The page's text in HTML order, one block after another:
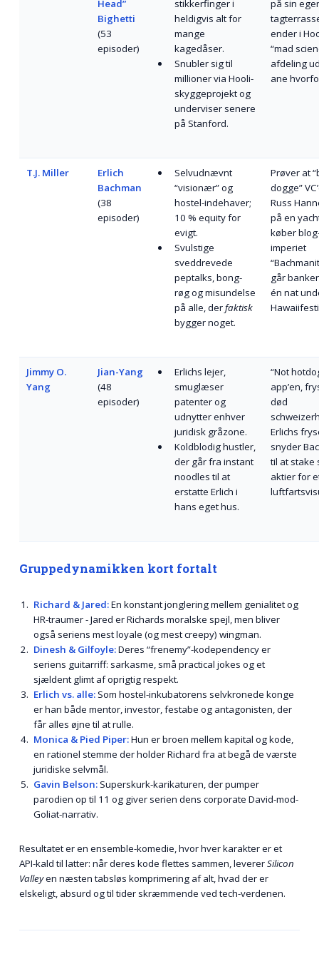
Head”
Bighetti
(53
episoder)
stikkerfinger i
heldigvis alt for
mange
kagedåser.
Snubler sig til
millioner via Hooli-
skyggeprojekt og
underviser senere
på Stanford.
på sin
ender i
“mad
afdeling
ane
T.J. Miller
Erlich
Bachman
(38
episoder)
Selvudnævnt
“visionær” og
hostel-indehaver;
10 % equity for
evigt.
Svulstige
sveddrevede
peptalks, bong-
røg og misundelse
på alle, derfaktisk
bygger noget.
Prøver at
dogge”
Russ
på en
køber
imperiet
går
én nat
Jimmy O.
Yang
Jian-Yang
(48
episoder)
Erlichs lejer,
smuglæser
patenter og
udnytter enhver
juridisk gråzone.
Koldblodig hustler,
der går fra instant
noodles til at
erstatte Erlich i
hans eget hus.
“Not
app’en,
død
Erlichs
snyder
til at stake
aktier for
Gruppedynamikken kort fortalt
Richard & Jared:En konstant jonglering mellem genialitet og
HR-traumer - Jared er Richards moralske spejl, men bliver
også seriens mest loyale (og mest creepy) wingman.
Dinesh & Gilfoyle:Deres “frenemy”-kodependency er
seriens guitarriff: sarkasme, små practical jokes og et
sjældent glimt af oprigtig respekt.
Erlich vs. alle:Som hostel-inkubatorens selvkronede konge
er han både mentor, investor, festabe og antagonisten, der
får alles øjne til at rulle.
Monica & Pied Piper:Hun er broen mellem kapital og kode,
en rationel stemme der holder Richard fra at begå de værste
juridiske selvmål.
Gavin Belson:Super­skurk-karikaturen, der pumper
parodien op til 11 og giver serien dens corporate David-mod-
Goliat-narrativ.
Resultatet er en ensemble-komedie, hvor hver karakter er et
API-kald til latter: når deres kode flettes sammen, levererSilicon
Valleyen næsten tabsløs komprimering af alt, hvad der er
elskeligt, absurd og til tider skræmmende ved tech-verdenen.